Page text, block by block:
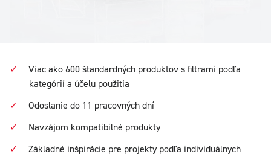
Viac ako 600 štandardných produktov s filtrami podľa
kategórií a účelu použitia
Odoslanie do 11 pracovných dní
Navzájom kompatibilné produkty
Základné inšpirácie pre projekty podľa individuálnych